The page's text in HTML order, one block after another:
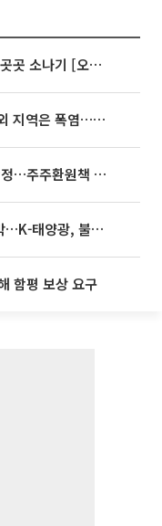
35도 안팎 무더위 이어져…전국 곳곳 소나기 [오늘 날씨]
동해안은 시간당 80㎜ 폭우, 그 외 지역은 폭염…‘극과 극 날씨’
SK하이닉스, 분기배당 375원 확정…주주환원책 9월로 앞당겨 발표
美 ‘232조 하이브리드 제재’ 임박…K-태양광, 불확실성 털고 날개 다나
함평 보상 요구